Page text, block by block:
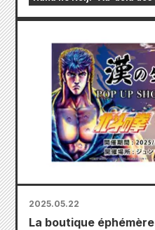
2025.05.22
La boutique